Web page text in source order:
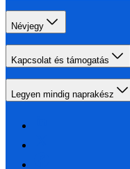
Névjegy
Kapcsolat és támogatás
Legyen mindig naprakész